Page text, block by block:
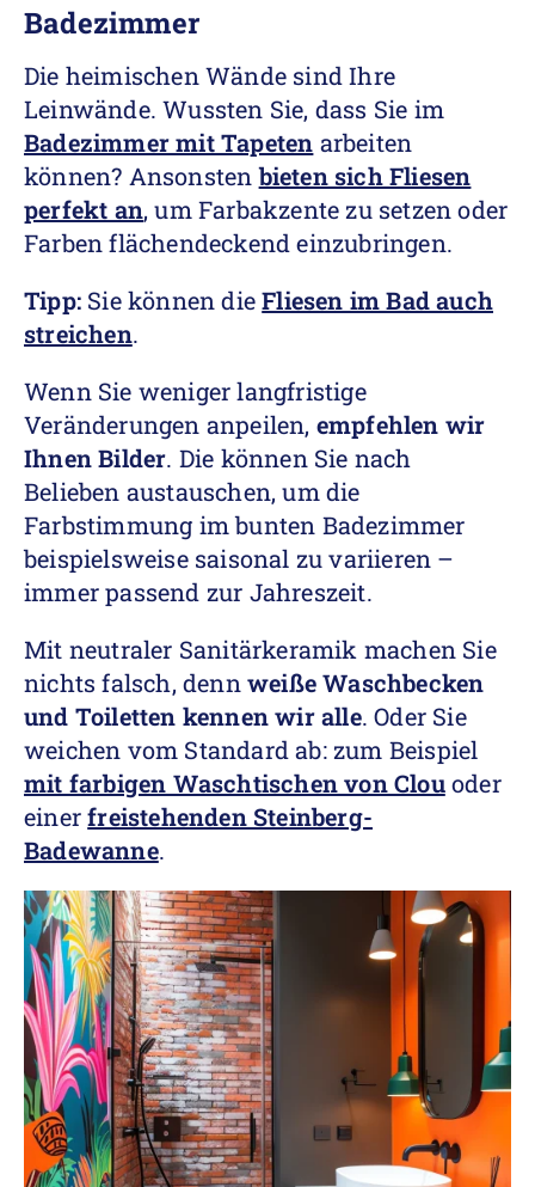
Badezimmer
Die heimischen Wände sind Ihre
Leinwände. Wussten Sie, dass Sie im
Badezimmer mit Tapeten arbeiten
können? Ansonstenbieten sich Fliesen
perfekt an, um Farbakzente zu setzen oder
Farben flächendeckend einzubringen.
Tipp: Sie können dieFliesen im Bad auch
streichen.
Wenn Sie weniger langfristige
Veränderungen anpeilen, empfehlen wir
Ihnen Bilder. Die können Sie nach
Belieben austauschen, um die
Farbstimmung im bunten Badezimmer
beispielsweise saisonal zu variieren –
immer passend zur Jahreszeit.
Mit neutraler Sanitärkeramik machen Sie
nichts falsch, dennweiße Waschbecken
und Toiletten kennen wir alle. Oder Sie
weichen vom Standard ab: zum Beispiel
mit farbigen Waschtischen von Clouoder
einerfreistehenden Steinberg-
Badewanne.